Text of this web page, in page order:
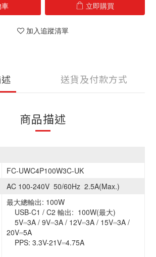
立即購買
加入追蹤清單
送貨及付款方式
商品描述
FC-UWC4P100W3C-UK
AC 100-240V 50/60Hz 2.5A(Max.)
最大總輸出: 100W
USB-C1 / C2 輸出: 100W(最大)
5V⎓3A / 9V⎓3A / 12V⎓3A / 15V⎓3A /
20V⎓5A
PPS: 3.3V-21V⎓4.75A